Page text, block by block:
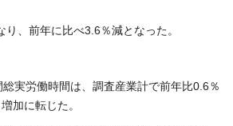
、前年に比べ3.6％減となった。
実労働時間は、調査産業計で前年比0.6％
加に転じた。